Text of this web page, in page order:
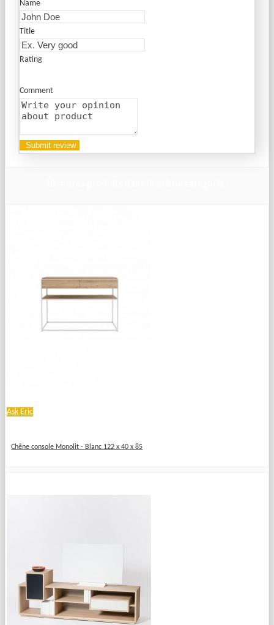
Name
Title
Rating
Comment
Ask Eric
Chêne console Monolit - Blanc 122 x 40 x 85